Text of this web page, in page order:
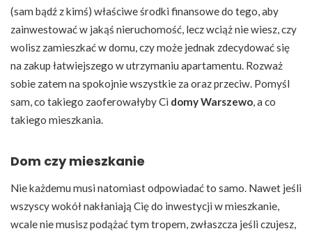
(sam bądź z kimś) właściwe środki finansowe do tego, aby
zainwestować w jakąś nieruchomość, lecz wciąż nie wiesz, czy
wolisz zamieszkać w domu, czy może jednak zdecydować się
na zakup łatwiejszego w utrzymaniu apartamentu. Rozważ
sobie zatem na spokojnie wszystkie za oraz przeciw. Pomyśl
sam, co takiego zaoferowałyby Ci domy Warszewo, a co
takiego mieszkania.
Dom czy mieszkanie
Nie każdemu musi natomiast odpowiadać to samo. Nawet jeśli
wszyscy wokół nakłaniają Cię do inwestycji w mieszkanie,
wcale nie musisz podążać tym tropem, zwłaszcza jeśli czujesz,